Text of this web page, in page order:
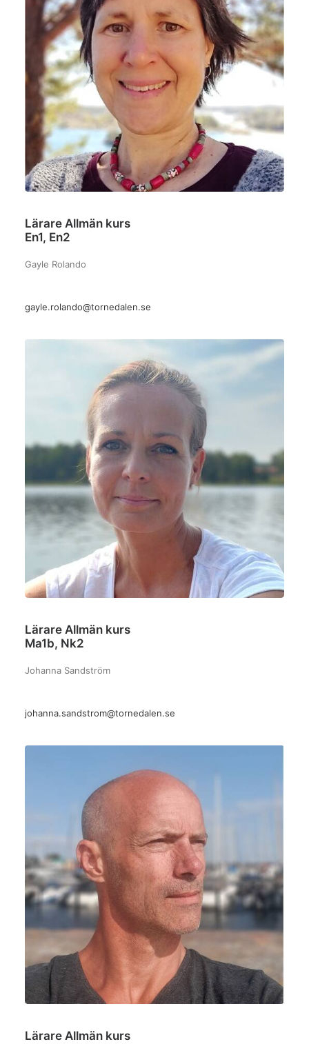
Lärare Allmän kurs
En1, En2
Gayle Rolando
gayle.rolando@tornedalen.se
Lärare Allmän kurs
Ma1b, Nk2
Johanna Sandström
johanna.sandstrom@tornedalen.se
Lärare Allmän kurs